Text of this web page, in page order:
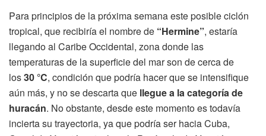
Para principios de la próxima semana este posible ciclón
tropical, que recibiría el nombre de “Hermine”, estaría
llegando al Caribe Occidental, zona donde las
temperaturas de la superficie del mar son de cerca de
los30 °C, condición que podría hacer que se intensifique
aún más, y no se descarta que llegue a la categoría de
huracán. No obstante, desde este momento es todavía
incierta su trayectoria, ya que podría ser hacia Cuba,